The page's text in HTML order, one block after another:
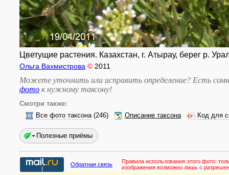
Цветущие растения. Казахстан, г. Атырау, берег р.
Ольга Вахмистрова © 2011
Можете уточнить или исправить определение? Есть
фото к нужному таксону!
Смотри также:
Все фото таксона(246) Описание таксона Код для
Полезные приёмы
Обратная связь Правила использования этого фото:
изображения возможно лишь с